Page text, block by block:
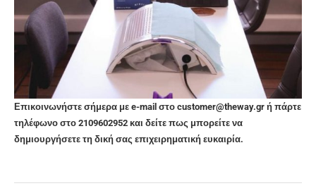
Επικοινωνήστε σήμερα με e-mail στο customer@theway.gr ή πάρτε
τηλέφωνο στο 2109602952 και δείτε πως μπορείτε να
δημιουργήσετε τη δική σας επιχειρηματική ευκαιρία.